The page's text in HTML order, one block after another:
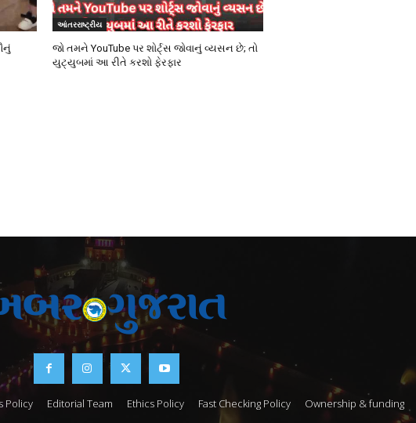
આંતરરાષ્ટ્રીય
જો તમને YouTube પર શોર્ટ્સ જોવાનું વ્યસન છે; તો
યુટ્યુબમાં આ રીતે કરશો ફેરફાર
Policy Editorial Team Ethics Policy Fast Checking Policy Ownership & funding